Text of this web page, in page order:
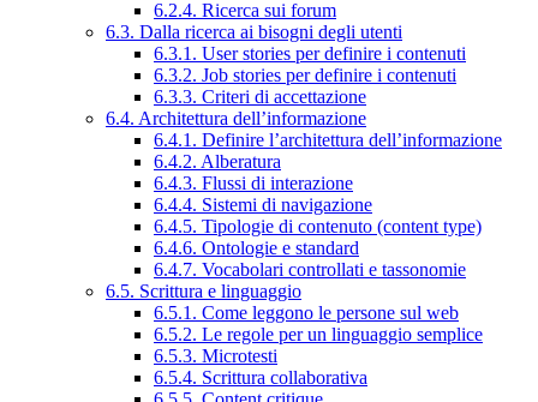
6.2.4. Ricerca sui forum
6.3. Dalla ricerca ai bisogni degli utenti
6.3.1. User stories per definire i contenuti
6.3.2. Job stories per definire i contenuti
6.3.3. Criteri di accettazione
6.4. Architettura dell’informazione
6.4.1. Definire l’architettura dell’informazione
6.4.2. Alberatura
6.4.3. Flussi di interazione
6.4.4. Sistemi di navigazione
6.4.5. Tipologie di contenuto (content type)
6.4.6. Ontologie e standard
6.4.7. Vocabolari controllati e tassonomie
6.5. Scrittura e linguaggio
6.5.1. Come leggono le persone sul web
6.5.2. Le regole per un linguaggio semplice
6.5.3. Microtesti
6.5.4. Scrittura collaborativa